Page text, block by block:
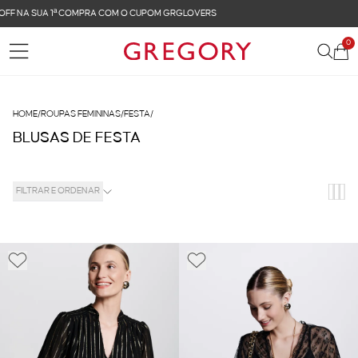
FRETE GRÁTIS NAS COMPRAS ACIMA DE R$ 899
0
HOME/ROUPAS FEMININAS/FESTA/
BLUSAS DE FESTA
FILTRAR E ORDENAR